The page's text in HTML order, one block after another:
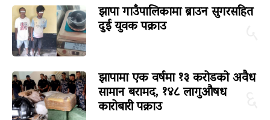
झापा गाउँपालिकामा ब्राउन सुगरसहित
दुई युवक पक्राउ
झापामा एक वर्षमा १३ करोडको अवैध
सामान बरामद, १४८ लागुऔषध
कारोबारी पक्राउ